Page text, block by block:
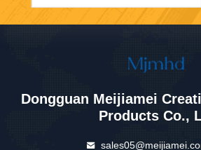
Dongguan Meijiamei
Products Co.,